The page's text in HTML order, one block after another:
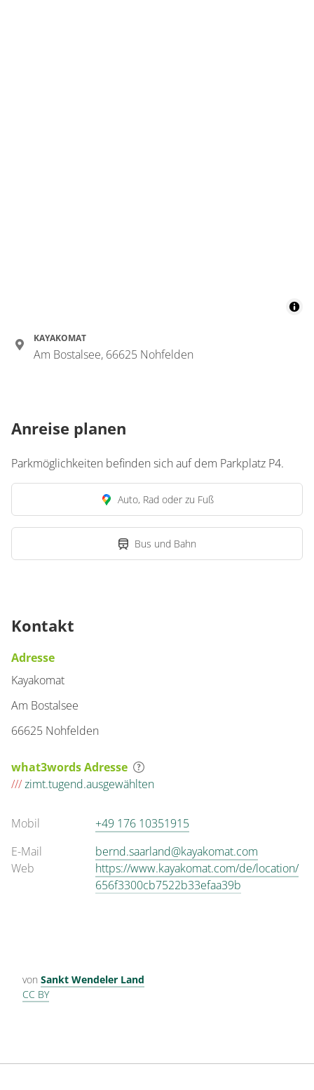
KAYAKOMAT
Am Bostalsee, 66625 Nohfelden
Anreise planen
Parkmöglichkeiten befinden sich auf dem Parkplatz P4.
Auto, Rad oder zu Fuß
Bus und Bahn
Kontakt
Adresse
Kayakomat
Am Bostalsee
66625 Nohfelden
what3words Adresse
///zimt.tugend.ausgewählten
Mobil
+49 176 10351915
E-Mail
bernd.saarland@kayakomat.com
Web
https://www.kayakomat.com/de/location/
656f3300cb7522b33efaa39b
von Sankt Wendeler Land
CC BY